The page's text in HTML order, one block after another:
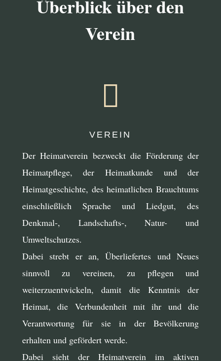
Überblick über den
Verein

VEREIN
Der Heimatverein bezweckt die Förderung der
Heimatpflege, der Heimatkunde und der
Heimatgeschichte, des heimatlichen Brauchtums
einschließlich Sprache und Liedgut, des
Denkmal-, Landschafts-, Natur- und
Umweltschutzes.
Dabei strebt er an, Überliefertes und Neues
sinnvoll zu vereinen, zu pflegen und
weiterzuentwickeln, damit die Kenntnis der
Heimat, die Verbundenheit mit ihr und die
Verantwortung für sie in der Bevölkerung
erhalten und gefördert werde.
Dabei sieht der Heimatverein im aktiven